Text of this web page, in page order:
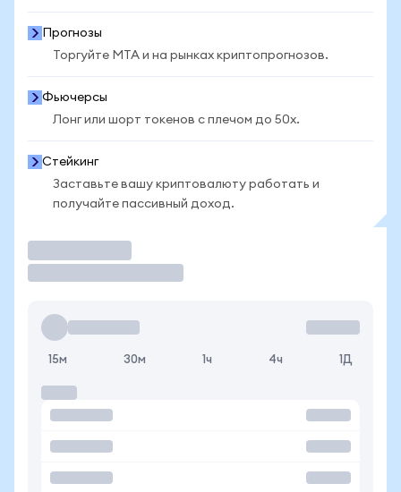
Прогнозы
Торгуйте MTA и на рынках криптопрогнозов.
Фьючерсы
Лонг или шорт токенов с плечом до 50x.
Стейкинг
Заставьте вашу криптовалюту работать и
получайте пассивный доход.
15м 30м 1ч 4ч 1Д